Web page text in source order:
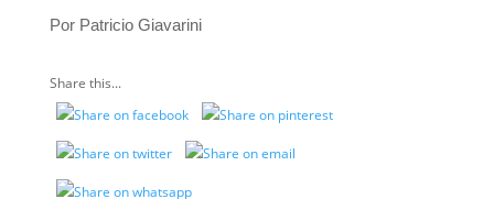
Por Patricio Giavarini
Share this...